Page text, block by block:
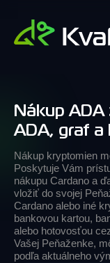
Nákup ADA
ADA, graf a
Nákup kryptomien
Poskytuje Vám
nákupu Cardano a
vložiť do svojej
Cardano alebo iné
bankovou kartou,
alebo hotovosťou
Vašej Peňaženke,
podľa aktuálneho